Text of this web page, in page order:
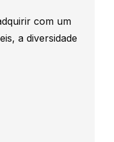
com um
a diversidade